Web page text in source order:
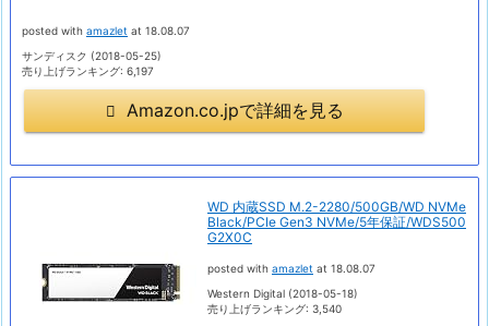
posted with amazlet at 18.08.07
サンディスク (2018-05-25)
売り上げランキング: 6,197
Amazon.co.jpで詳細を見る
WD 内蔵SSD M.2-2280/500GB/WD NVMe
Black/PCIe Gen3 NVMe/5年保証/WDS500
G2X0C
posted with amazlet at 18.08.07
Western Digital (2018-05-18)
売り上げランキング: 3,540